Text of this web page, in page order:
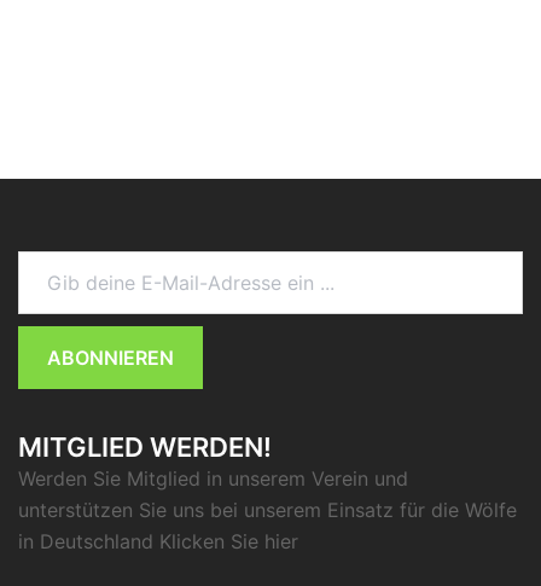
Gib deine E-Mail-Adresse ein ...
ABONNIEREN
MITGLIED WERDEN!
Werden Sie Mitglied in unserem Verein und
unterstützen Sie uns bei unserem Einsatz für die Wölfe
in Deutschland Klicken Sie hier